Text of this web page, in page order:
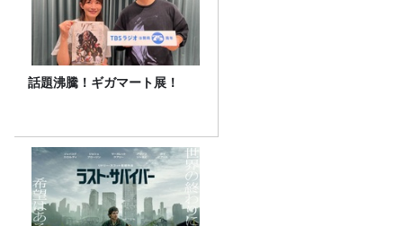
話題沸騰！ギガマート展！